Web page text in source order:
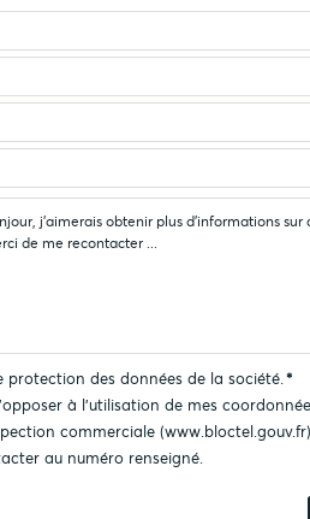
protection des donnéesde la société.*
à l'utilisation de mes
commerciale (www.bloctel.gouv.fr
au numéro renseigné.